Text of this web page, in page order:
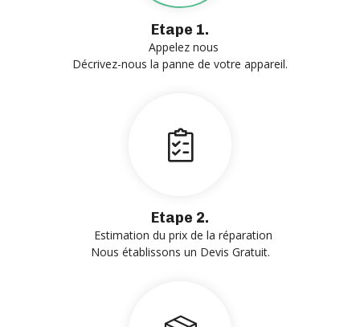
Etape 1.
Appelez nous
Décrivez-nous la panne de votre appareil.
Etape 2.
Estimation du prix de la réparation
Nous établissons un Devis Gratuit.